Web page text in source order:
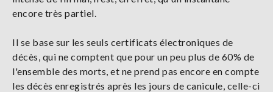
encore très partiel.
Il se base sur les seuls certificats électroniques de
décès, qui ne comptent que pour un peu plus de 60% de
l'ensemble des morts, et ne prend pas encore en compte
les décès enregistrés après les jours de canicule, celle-ci